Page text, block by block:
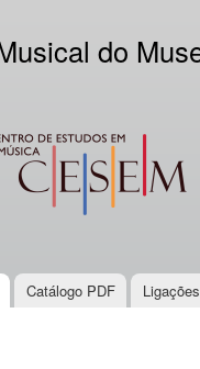
do
Catálogo PDF